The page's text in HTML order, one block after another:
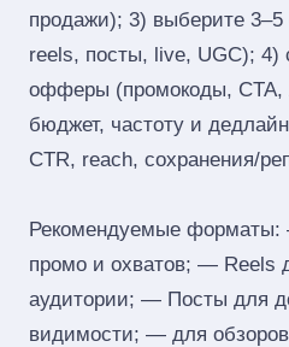
продажи); 3) выберите
reels, посты, live, UGC); 4)
офферы (промокоды, CTA,
бюджет, частоту и
CTR, reach, сохранения/
Рекомендуемые
промо и охватов; — Reels
аудитории; — Посты для
видимости; — для